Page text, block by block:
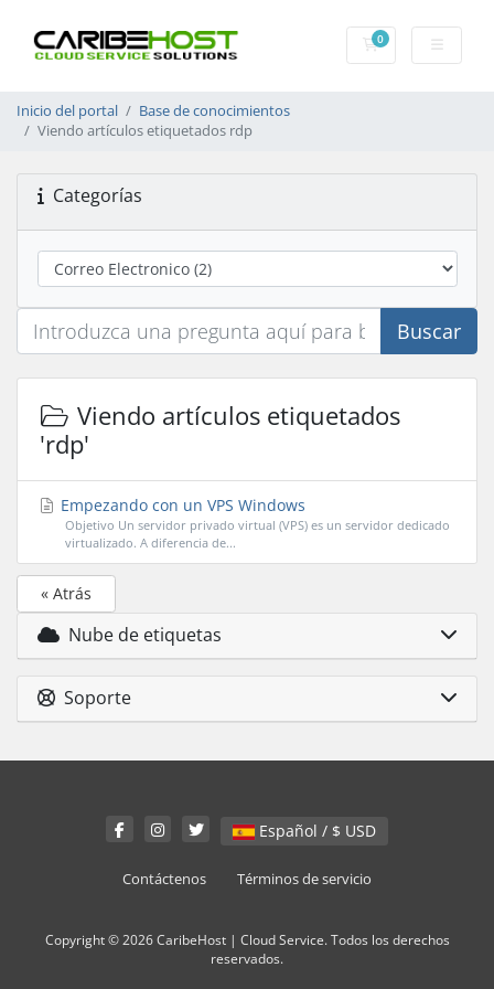
0Carrito
Inicio del portal
Base de conocimientos
Viendo artículos etiquetados rdp
Categorías
Buscar
Viendo artículos etiquetados
'rdp'
Empezando con un VPS Windows
Objetivo Un servidor privado virtual (VPS) es un servidor dedicado
virtualizado. A diferencia de...
« Atrás
Nube de etiquetas
Soporte
Español / $ USD
Contáctenos Términos de servicio
Copyright © 2026 CaribeHost | Cloud Service. Todos los derechos
reservados.